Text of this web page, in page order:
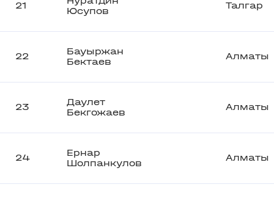
21
Юсупов
Талгар
22
Бауыржан
Бектаев
Алматы
23
Даулет
Бекгожаев
Алматы
24
Ернар
Шолпанкулов
Алматы